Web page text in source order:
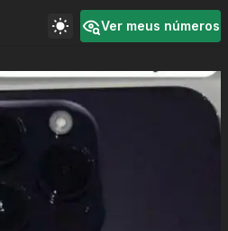
Ver meus números